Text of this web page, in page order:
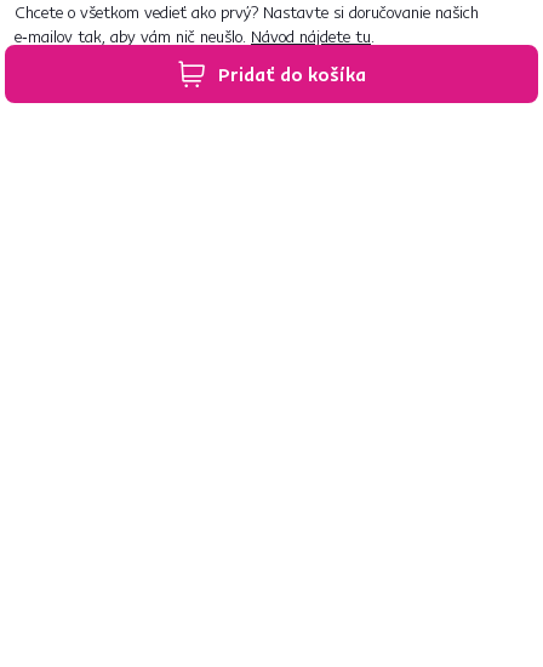
Pridať do košíka
Chcete o všetkom vedieť ako prvý? Nastavte si doručovanie našich
e‑mailov tak, aby vám nič neušlo. Návod nájdete tu.